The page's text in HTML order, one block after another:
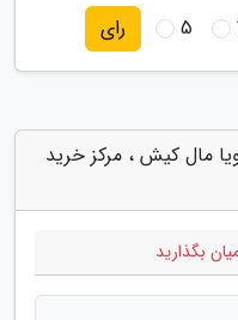
5 رای
مال کیش ، مرکز خرید
بگذارید